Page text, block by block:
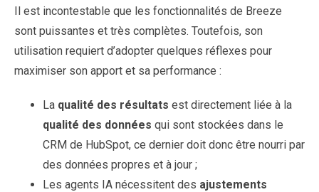
Il est incontestable que les fonctionnalités de Breeze
sont puissantes et très complètes. Toutefois, son
utilisation requiert d’adopter quelques réflexes pour
maximiser son apport et sa performance :
La qualité des résultats est directement liée à la
qualité des données qui sont stockées dans le
CRM de HubSpot, ce dernier doit donc être nourri par
des données propres et à jour ;
Les agents IA nécessitent des ajustements